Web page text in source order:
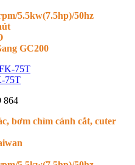
5.5kw(7.5hp)/50hz
GC200
75T
864
bơm chìm cánh cắt, cuter